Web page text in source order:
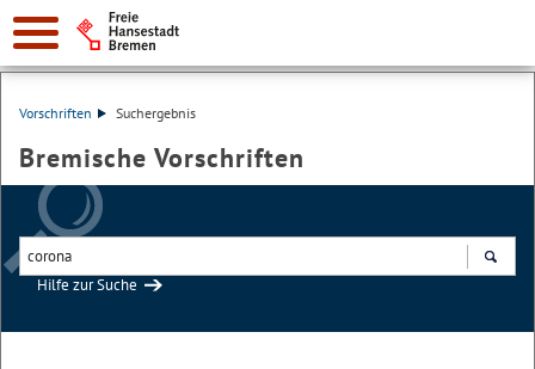
Vorschriften Suchergebnis
Bremische Vorschriften
Hilfe zur Suche